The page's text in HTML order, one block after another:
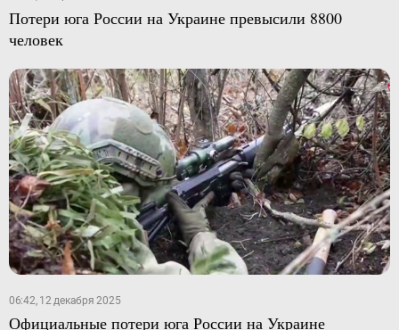
Потери юга России на Украине превысили 8800
человек
06:42, 12 декабря 2025
Официальные потери юга России на Украине